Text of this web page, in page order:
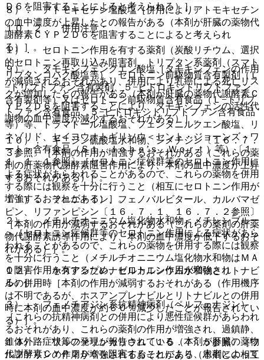
８）． アトモキセチン塩酸塩［併用によりアトモキセチン
の血中濃度が上昇したとの報告がある（本剤が肝臓の薬物代
謝酵素ＣＹＰ２Ｄ６を阻害することによると考えられ
る）］。
９）． タモキシフェンクエン酸塩［タモキシフェンの作用
が減弱されるおそれがあり、併用により乳癌による死亡リス
クが増加したとの報告がある（本剤が肝臓の薬物代謝酵素Ｃ
ＹＰ２Ｄ６を阻害することにより、タモキシフェンの活性代
謝物の血中濃度が減少するおそれがある）］。
１０）． キニジン硫酸塩水和物、シメチジン〔１６．７．
３参照〕［本剤の作用が増強するおそれがある（これらの薬
剤の肝薬物代謝酵素阻害作用により、本剤の血中濃度が上昇
するおそれがある）］。
１１）． フェニトイン、フェノバルビタール、カルバマゼ
ピン、リファンピシン〔１６．７．１、１６．７．２参照〕
［本剤の作用が減弱するおそれがある（これらの薬剤の肝薬
物代謝酵素誘導作用により、本剤の血中濃度が低下するおそ
れがある）］。
１２）． ホスアンプレナビルカルシウム水和物とリトナビ
ルの併用時［本剤の作用が減弱するおそれがある（作用機序
は不明であるが、ホスアンプレナビルとリトナビルとの併用
時に本剤の血中濃度が約６０％減少したことが報告されてい
る）］。
１３）． ワルファリンカリウム〔１６．７．５参照〕［ワ
ルファリンの作用が増強されるおそれがある（本剤との相互
Ｄ６を阻害することによると考えられる）］。
１０．２． 併用注意：
１）． セロトニン作用を有する薬剤（炭酸リチウム、選択
的セロトニン再取り込み阻害剤、トリプタン系薬剤（スマト
リプタンコハク酸塩等）、セロトニン前駆物質含有製剤（Ｌ
−トリプトファン含有製剤、５−ヒドロキシトリプトファン
含有製剤等）又はセロトニン前駆物質含有食品（Ｌ−トリプ
トファン含有食品、５−ヒドロキシトリプトファン含有食品
等）等、トラマドール塩酸塩、フェンタニルクエン酸塩、リ
ネゾリド、セイヨウオトギリソウ＜セント・ジョーンズ・ワ
ート＞含有食品（Ｓｔ．Ｊｏｈｎ’ｓ Ｗｏｒｔ）等）〔１
１．１．１参照〕［セロトニン症候群等のセロトニン作用に
よる症状があらわれることがあるので、これらの薬物を併用
する際には観察を十分に行うこと（相互にセロトニン作用が
増強するおそれがある）］。
２）． メチルチオニニウム塩化物水和物＜メチレンブルー
＞［セロトニン症候群等のセロトニン作用による症状があら
われることがあるので、これらの薬物を併用する際には観察
を十分に行うこと（メチルチオニニウム塩化物水和物はＭＡ
Ｏ阻害作用を有するため、セロトニン作用が増強され
る）］。
３）． フェノチアジン系抗精神病剤（ペルフェナジン）
［これらの抗精神病剤との併用により悪性症候群があらわれ
るおそれがあり、これらの薬剤の作用が増強され、過鎮静、
錐体外路症状等の発現が報告されている（本剤が肝臓の薬物
代謝酵素ＣＹＰ２Ｄ６を阻害することにより、患者によって